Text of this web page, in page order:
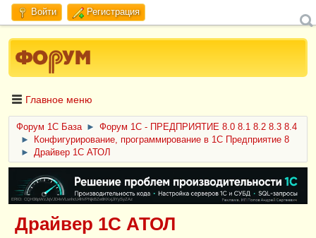
Войти Регистрация
Главное меню
Форум 1C База ►
Форум 1С - ПРЕДПРИЯТИЕ 8.0 8.1 8.2 8.3 8.4
►
Конфигурирование, программирование в 1С Предприятие 8
►
Драйвер 1С АТОЛ
ERID: CQH36pWzJqVJD4xVLsnhcU4hVPNjkBZe8KKxjJiYySyZAz
Драйвер 1С АТОЛ